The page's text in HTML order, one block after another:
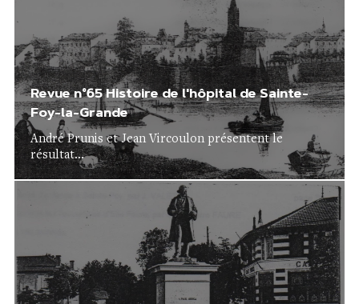
Revue n°65 Histoire de l'hôpital de Sainte-
Foy-la-Grande
André Prunis et Jean Vircoulon présentent le
résultat...